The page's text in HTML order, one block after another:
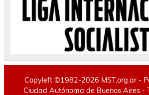
Copyleft ©1982-2026 MST.org.ar -
Ciudad Autónoma de Buenos Aires -